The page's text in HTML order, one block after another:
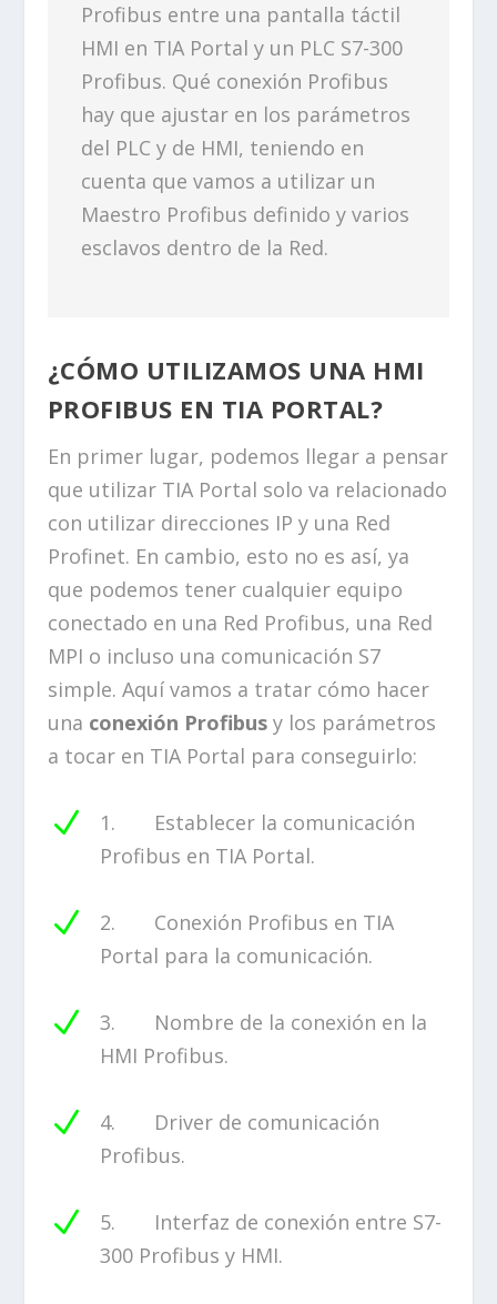
Profibus entre una pantalla táctil
HMI en TIA Portal y un PLC S7-300
Profibus. Qué conexión Profibus
hay que ajustar en los parámetros
del PLC y de HMI, teniendo en
cuenta que vamos a utilizar un
Maestro Profibus definido y varios
esclavos dentro de la Red.
¿CÓMO UTILIZAMOS UNA HMI
PROFIBUS EN TIA PORTAL?
En primer lugar, podemos llegar a pensar
que utilizar TIA Portal solo va relacionado
con utilizar direcciones IP y una Red
Profinet. En cambio, esto no es así, ya
que podemos tener cualquier equipo
conectado en una Red Profibus, una Red
MPI o incluso una comunicación S7
simple. Aquí vamos a tratar cómo hacer
una conexión Profibusy los parámetros
a tocar en TIA Portal para conseguirlo:
N
1. Establecer la comunicación
Profibus en TIA Portal.
N
2. Conexión Profibus en TIA
Portal para la comunicación.
N
3. Nombre de la conexión en la
HMI Profibus.
N
4. Driver de comunicación
Profibus.
N
5. Interfaz de conexión entre S7-
300 Profibus y HMI.